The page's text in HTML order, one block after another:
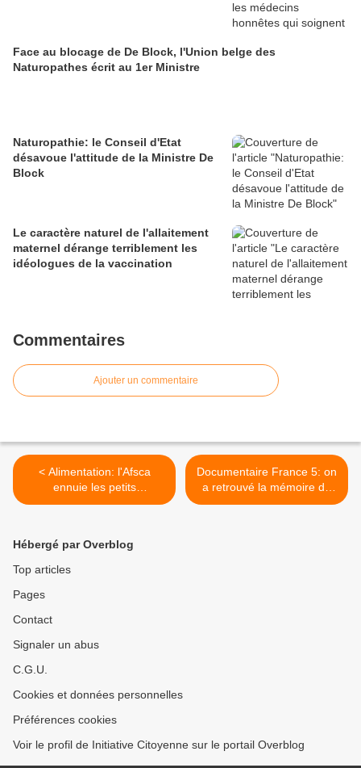
Face au blocage de De Block, l'Union belge des
Naturopathes écrit au 1er Ministre
Naturopathie: le Conseil d'Etat
désavoue l'attitude de la Ministre De
Block
Le caractère naturel de l'allaitement
maternel dérange terriblement les
idéologues de la vaccination
Commentaires
Ajouter un commentaire
< Alimentation: l'Afsca
ennuie les petits
producteurs bio mais ferme
Documentaire France 5: on
a retrouvé la mémoire de
l'eau [l'homéopathie n'est
Hébergé par Overblog
Top articles
Pages
Contact
Signaler un abus
C.G.U.
Cookies et données personnelles
Préférences cookies
Voir le profil de Initiative Citoyenne sur le portail Overblog